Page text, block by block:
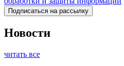
Новости
читать все